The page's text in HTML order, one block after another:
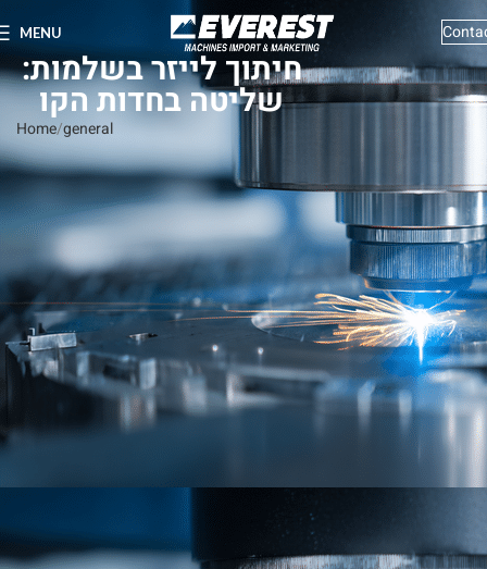
MENU
חיתוך לייזר בשלמות:
שליטה בחדות הקו
Home general